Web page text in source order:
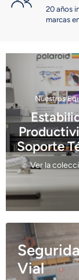
20 años
marcas
Nuestros
Soporte
Ver la
Vial